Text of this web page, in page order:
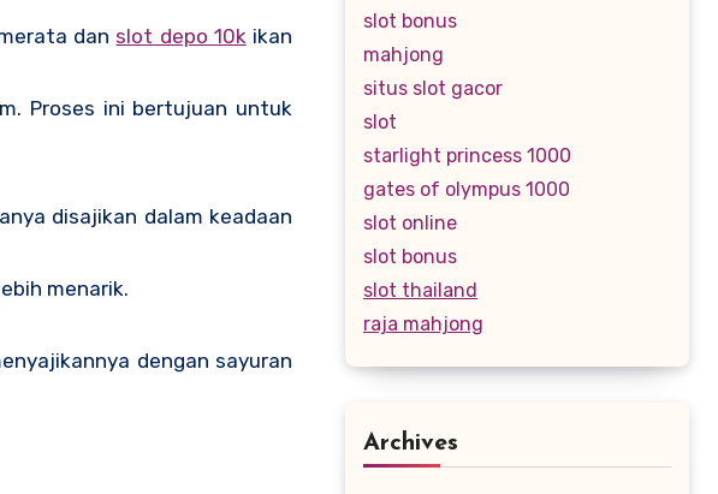
dan slot depo 10kikan
Proses ini bertujuan untuk
disajikan dalam keadaan
menarik.
dengan sayuran
slot bonus
mahjong
situs slot gacor
slot
starlight princess 1000
gates of olympus 1000
slot online
slot bonus
slot thailand
raja mahjong
Archives